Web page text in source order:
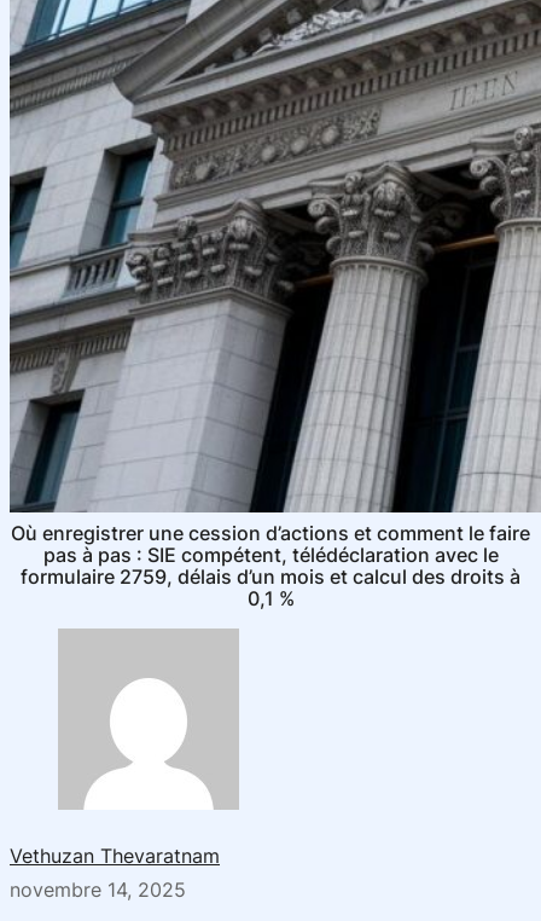
Où enregistrer une cession d’actions et comment le faire
pas à pas : SIE compétent, télédéclaration avec le
formulaire 2759, délais d’un mois et calcul des droits à
0,1 %
Vethuzan Thevaratnam
novembre 14, 2025